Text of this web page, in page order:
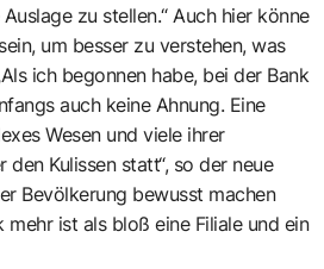
zu stellen.“ Auch hier könne
um besser zu verstehen, was
ich begonnen habe, bei der Bank
auch keine Ahnung. Eine
Wesen und viele ihrer
den Kulissen statt“, so der neue
Bevölkerung bewusst machen
mehr ist als bloß eine Filiale und ein